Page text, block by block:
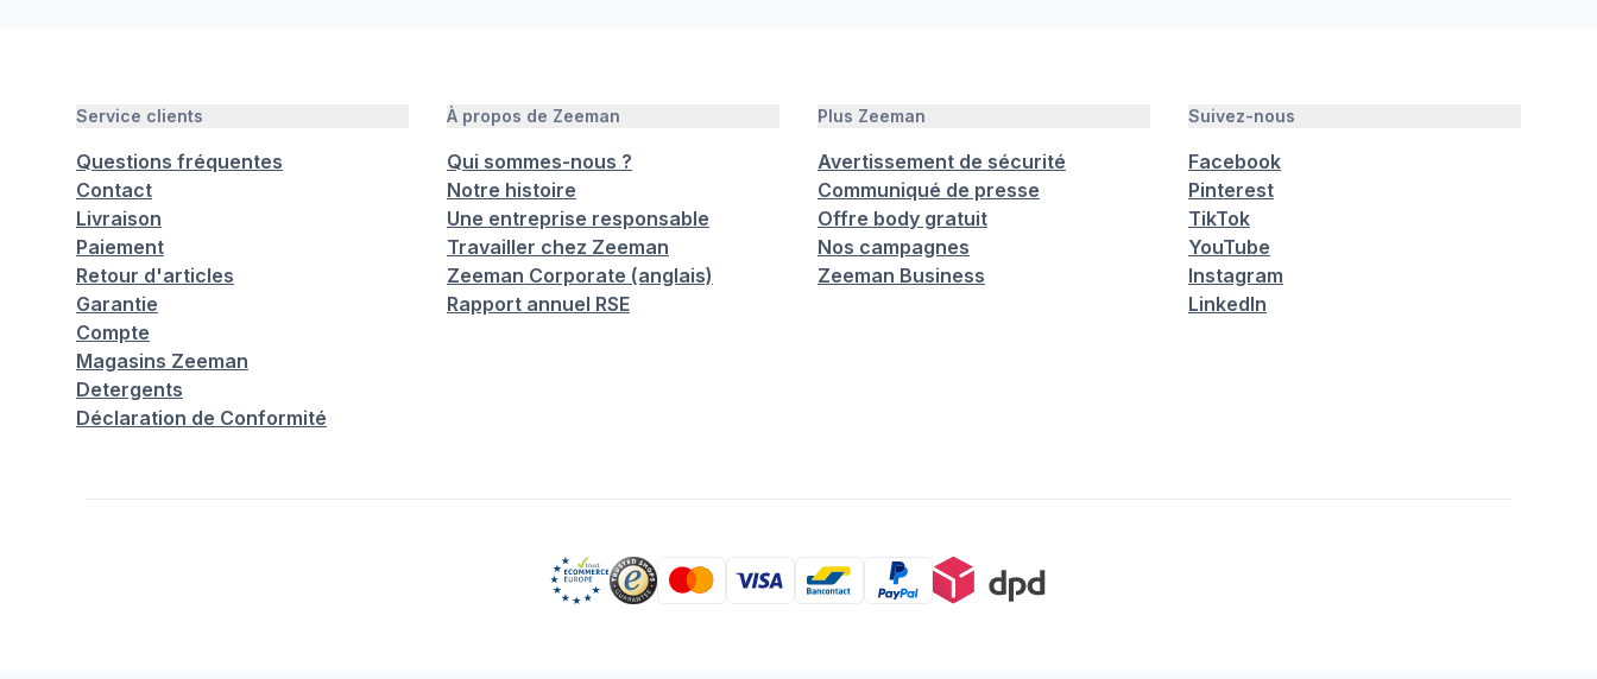
Service clients
Questions fréquentes
Contact
Livraison
Paiement
Retour d'articles
Garantie
Compte
Magasins Zeeman
Detergents
Déclaration de Conformité
À propos de Zeeman
Qui sommes-nous ?
Notre histoire
Une entreprise responsable
Travailler chez Zeeman
Zeeman Corporate (anglais)
Rapport annuel RSE
Plus Zeeman
Avertissement de sécurité
Communiqué de presse
Offre body gratuit
Nos campagnes
Zeeman Business
Suivez-nous
Facebook
Pinterest
TikTok
YouTube
Instagram
LinkedIn